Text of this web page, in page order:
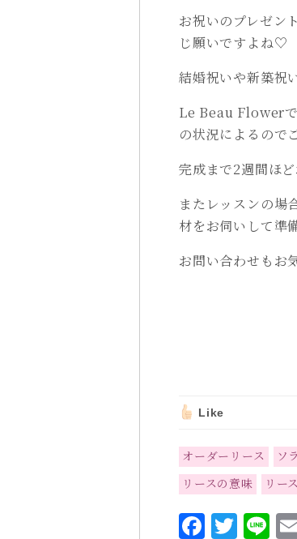
お祝いのプレゼン
じ願いですよね♡
結婚祝いや新築祝
Le Beau Flowerで
の状況によるので
完成まで2週間ほ
またレッスンの場
材をお伺いして準
お問い合わせもお
Like
オーダーリース ソ
リースの意味
リー
F T L